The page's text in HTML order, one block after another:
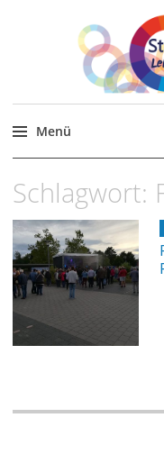
Themen,
Menü
Inhalt
springen
Schlagwort: